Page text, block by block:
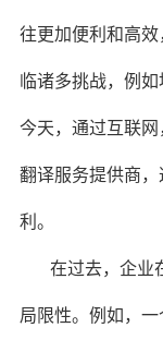
往更加便利和高
临诸多挑战，例
今天，通过互联
翻译服务提供商
利。
在过去，企业
局限性。例如，